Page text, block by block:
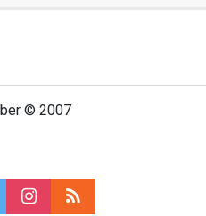
© 2007